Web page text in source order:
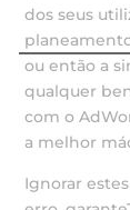
dos seus
ou então a
qualquer
com o
a melhor
Ignorar